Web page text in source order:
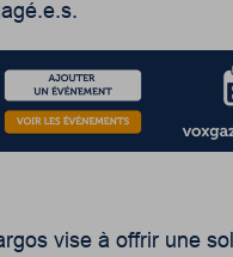
vise à offrir une